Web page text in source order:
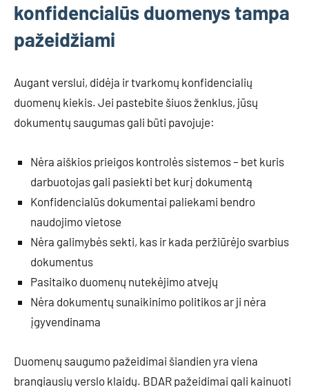
konfidencialūs duomenys tampa
pažeidžiami
Augant verslui, didėja ir tvarkomų konfidencialių
duomenų kiekis. Jei pastebite šiuos ženklus, jūsų
dokumentų saugumas gali būti pavojuje:
Nėra aiškios prieigos kontrolės sistemos – bet kuris
darbuotojas gali pasiekti bet kurį dokumentą
Konfidencialūs dokumentai paliekami bendro
naudojimo vietose
Nėra galimybės sekti, kas ir kada peržiūrėjo svarbius
dokumentus
Pasitaiko duomenų nutekėjimo atvejų
Nėra dokumentų sunaikinimo politikos ar ji nėra
įgyvendinama
Duomenų saugumo pažeidimai šiandien yra viena
brangiausių verslo klaidų. BDAR pažeidimai gali kainuoti